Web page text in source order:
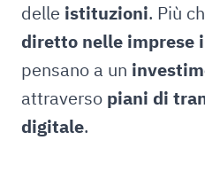
delle istituzioni. Più
diretto nelle imprese
pensano a un
attraverso piani di
digitale.